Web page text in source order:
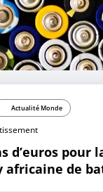
Actualité Monde
d’euros pour
africaine de